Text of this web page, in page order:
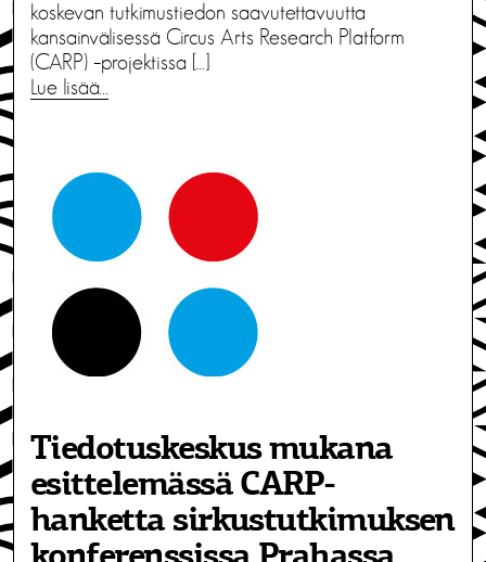
koskevan tutkimustiedon saavutettavuutta
kansainvälisessä Circus Arts Research Platform
(CARP) –projektissa […]
Lue lisää…
Tiedotuskeskus mukana
esittelemässä CARP-
hanketta sirkustutkimuksen